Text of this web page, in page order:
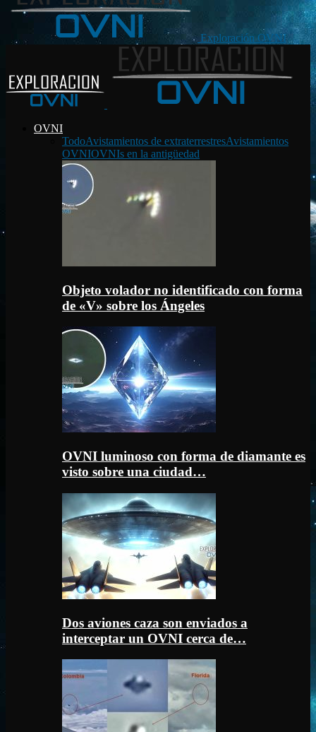
Exploración OVNI
OVNI
TodoAvistamientos de extraterrestresAvistamientos
OVNIOVNIs en la antigüedad
Objeto volador no identificado con forma
de «V» sobre los Ángeles
OVNI luminoso con forma de diamante es
visto sobre una ciudad…
Dos aviones caza son enviados a
interceptar un OVNI cerca de…